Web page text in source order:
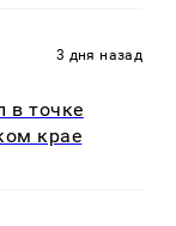
3 дня назад
в точке
крае